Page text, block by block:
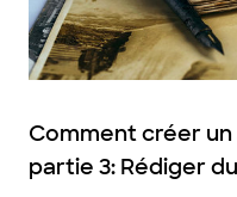
Comment créer
partie 3: Rédiger